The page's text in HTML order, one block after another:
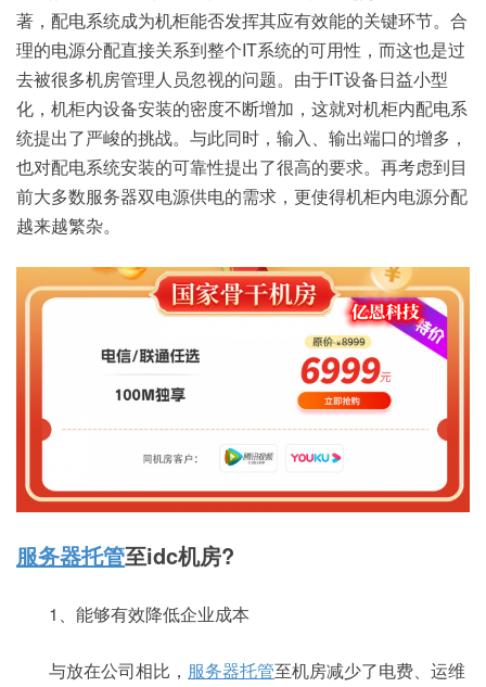
著，配电系统成为机柜能否发挥其应有效能的关键环节。合
理的电源分配直接关系到整个IT系统的可用性，而这也是过
去被很多机房管理人员忽视的问题。由于IT设备日益小型
化，机柜内设备安装的密度不断增加，这就对机柜内配电系
统提出了严峻的挑战。与此同时，输入、输出端口的增多，
也对配电系统安装的可靠性提出了很高的要求。再考虑到目
前大多数服务器双电源供电的需求，更使得机柜内电源分配
越来越繁杂。
服务器托管至idc机房?
1、能够有效降低企业成本
与放在公司相比， 服务器托管至机房减少了电费、运维